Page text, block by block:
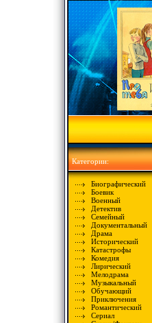
Категории:
Биографический
Боевик
Военный
Детектив
Семейный
Документальный
Драма
Исторический
Катастрофы
Комедия
Лирический
Мелодрама
Музыкальный
Обучающий
Приключения
Романтический
Сериал